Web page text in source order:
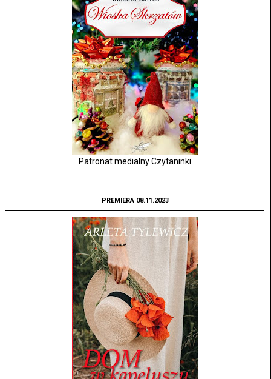
Patronat medialny Czytaninki
PREMIERA 08.11.2023